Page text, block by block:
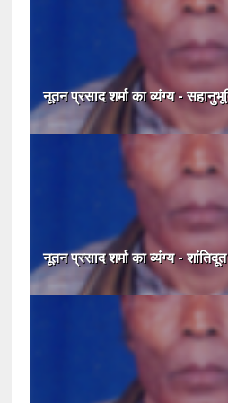
नूतन प्रसाद शर्मा का व्यंग्य -
नूतन प्रसाद शर्मा का व्यंग्य - शांतिदूत